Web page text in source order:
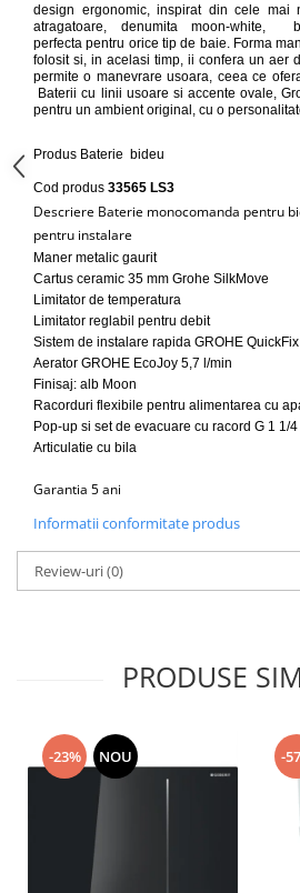
Pisoare
design ergonomic, inspirat din cele mai
atragatoare, denumita moon-white,
perfecta pentru orice tip de baie. Forma
folosit si, in acelasi timp, ii confera un aer
permite o manevrare usoara, ceea ce
Baterii cu linii usoare si accente ovale,
pentru un ambient original, cu o
Produs Baterie bideu
Cod produs 33565 LS3
Descriere Baterie monocomanda pentru
pentru instalare
Maner metalic gaurit
Cartus ceramic 35 mm Grohe SilkMove
Limitator de temperatura
Limitator reglabil pentru debit
Sistem de instalare rapida GROHE QuickFix
Aerator GROHE EcoJoy 5,7 l/min
Finisaj: alb Moon
Racorduri flexibile pentru alimentarea cu
Pop-up si set de evacuare cu racord G 1 1/4
Articulatie cu bila
Garantia 5 ani
Informatii conformitate produs
Review-uri(0)
PRODUSE
-23% NOU -